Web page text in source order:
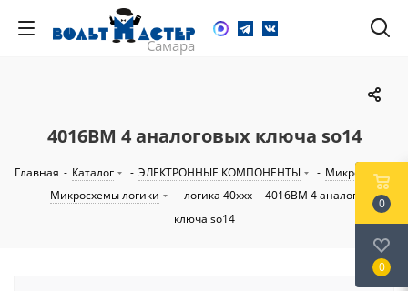
4016BМ 4 аналоговых ключа so14
Главная - Каталог - ЭЛЕКТРОННЫЕ КОМПОНЕНТЫ - Микросхемы
- Микросхемы логики - логика 40ххх - 4016BМ 4 аналоговых
ключа so14
0
0